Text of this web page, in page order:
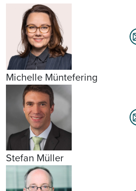
Michelle Müntefering
Stefan Müller